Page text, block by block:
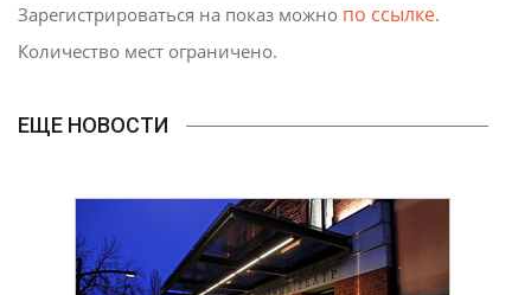
Зарегистрироваться на показ можно по ссылке.
Количество мест ограничено.
ЕЩЕ НОВОСТИ